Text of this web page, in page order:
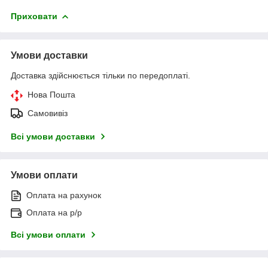
Приховати
Умови доставки
Доставка здійснюється тільки по передоплаті.
Нова Пошта
Самовивіз
Всі умови доставки
Умови оплати
Оплата на рахунок
Оплата на р/р
Всі умови оплати